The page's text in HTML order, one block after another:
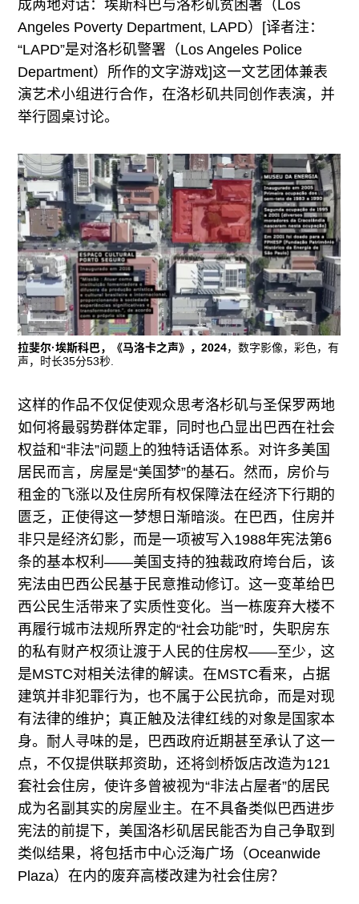
成两地对话：埃斯科巴与洛杉矶贫困署（Los
Angeles Poverty Department, LAPD）[译者注：
“LAPD”是对洛杉矶警署（Los Angeles Police
Department）所作的文字游戏]这一文艺团体兼表
演艺术小组进行合作，在洛杉矶共同创作表演，并
举行圆桌讨论。
拉斐尔·埃斯科巴，《马洛卡之声》，2024，数字影像，彩色，有
声，时长35分53秒.
这样的作品不仅促使观众思考洛杉矶与圣保罗两地
如何将最弱势群体定罪，同时也凸显出巴西在社会
权益和“非法”问题上的独特话语体系。对许多美国
居民而言，房屋是“美国梦”的基石。然而，房价与
租金的飞涨以及住房所有权保障法在经济下行期的
匮乏，正使得这一梦想日渐暗淡。在巴西，住房并
非只是经济幻影，而是一项被写入1988年宪法第6
条的基本权利——美国支持的独裁政府垮台后，该
宪法由巴西公民基于民意推动修订。这一变革给巴
西公民生活带来了实质性变化。当一栋废弃大楼不
再履行城市法规所界定的“社会功能”时，失职房东
的私有财产权须让渡于人民的住房权——至少，这
是MSTC对相关法律的解读。在MSTC看来，占据
建筑并非犯罪行为，也不属于公民抗命，而是对现
有法律的维护；真正触及法律红线的对象是国家本
身。耐人寻味的是，巴西政府近期甚至承认了这一
点，不仅提供联邦资助，还将剑桥饭店改造为121
套社会住房，使许多曾被视为“非法占屋者”的居民
成为名副其实的房屋业主。在不具备类似巴西进步
宪法的前提下，美国洛杉矶居民能否为自己争取到
类似结果，将包括市中心泛海广场（Oceanwide
Plaza）在内的废弃高楼改建为社会住房？